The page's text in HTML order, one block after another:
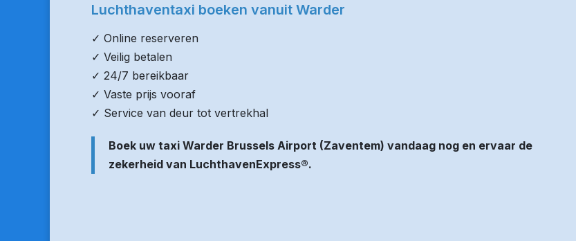
Luchthaventaxi boeken vanuit Warder
✓ Online reserveren
✓ Veilig betalen
✓ 24/7 bereikbaar
✓ Vaste prijs vooraf
✓ Service van deur tot vertrekhal
Boek uw taxi Warder Brussels Airport (Zaventem) vandaag nog en ervaar de
zekerheid van LuchthavenExpress®.